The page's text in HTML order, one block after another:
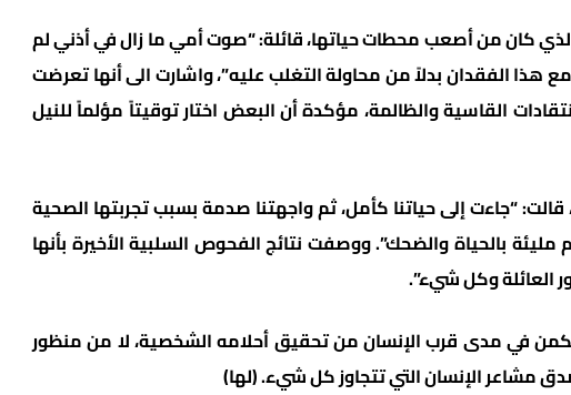
كان من أصعب محطات حياتها، قائلة: “صوت أمي ما زال في أذني لم
هذا الفقدان بدلاً من محاولة التغلب عليه”، واشارت الى أنها تعرضت
القاسية والظالمة، مؤكدة أن البعض اختار توقيتاً مؤلماً للنيل
قالت: “جاءت إلى حياتنا كأمل، ثم واجهتنا صدمة بسبب تجربتها الصحية
مليئة بالحياة والضحك”. ووصفت نتائج الفحوص السلبية الأخيرة بأنها
العائلة وكل شيء”.
في مدى قرب الإنسان من تحقيق أحلامه الشخصية، لا من منظور
مشاعر الإنسان التي تتجاوز كل شيء. (لها)